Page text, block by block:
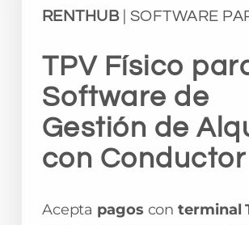
RENTHUB| SOFTWARE
TPV Físico
Software de
Gestión de
con Conductor
Acepta pagos conterminal